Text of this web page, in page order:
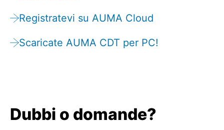
Registratevi su AUMA Cloud
Scaricate AUMA CDT per PC!
Dubbi o domande?